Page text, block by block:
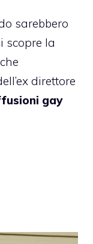
sarebbero
scopre la
direttore
gay